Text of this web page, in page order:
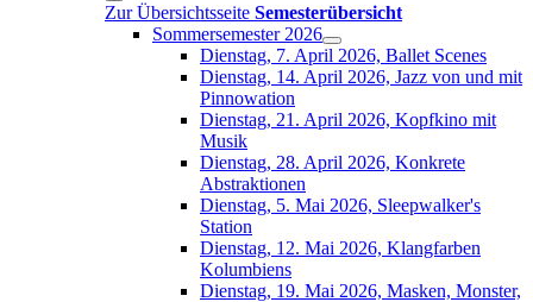
Zur Übersichtsseite Semesterübersicht
Sommersemester 2026
Dienstag, 7. April 2026, Ballet Scenes
Dienstag, 14. April 2026, Jazz von und mit
Pinnowation
Dienstag, 21. April 2026, Kopfkino mit
Musik
Dienstag, 28. April 2026, Konkrete
Abstraktionen
Dienstag, 5. Mai 2026, Sleepwalker's
Station
Dienstag, 12. Mai 2026, Klangfarben
Kolumbiens
Dienstag, 19. Mai 2026, Masken, Monster,